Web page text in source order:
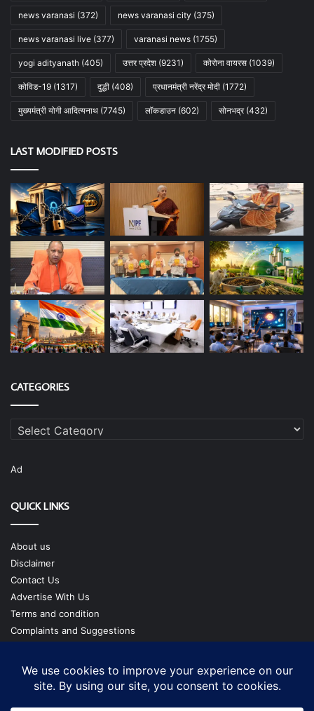
news varanasi (372) news varanasi city (375)
news varanasi live (377) varanasi news (1755)
yogi adityanath (405) उत्तर प्रदेश (9231) कोरोना वायरस (1039)
कोविड-19 (1317) दुद्धी (408) प्रधानमंत्री नरेंद्र मोदी (1772)
मुख्यमंत्री योगी आदित्यनाथ (7745) लॉकडाउन (602) सोनभद्र(432)
LAST MODIFIED POSTS
CATEGORIES
Categories
Ad
QUICK LINKS
About us
Disclaimer
Contact Us
Advertise With Us
Terms and condition
Complaints and Suggestions
Our Team